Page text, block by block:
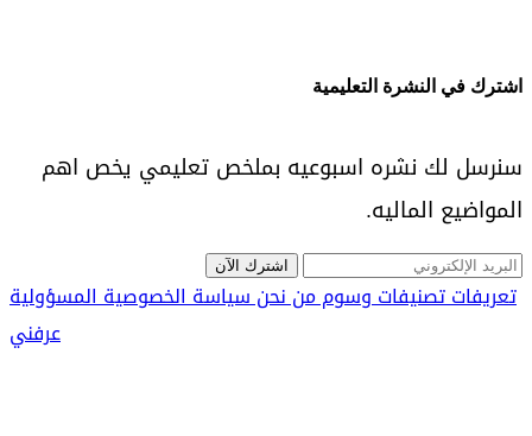
اشترك في النشرة التعليمية
سنرسل لك نشره اسبوعيه بملخص تعليمي يخص اهم
المواضيع الماليه.
اشترك الآن
تعريفاتتصنيفاتوسوممن نحنسياسة الخصوصيةالمسؤولية
عرفني